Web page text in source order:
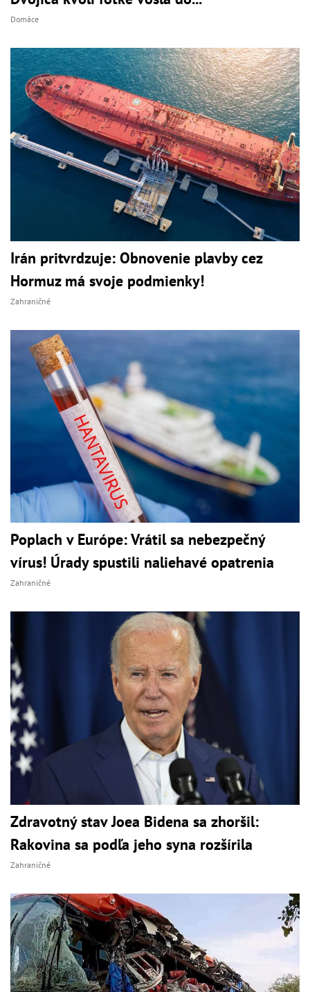
Domáce
Irán pritvrdzuje: Obnovenie plavby cez
Hormuz má svoje podmienky!
Zahraničné
Poplach v Európe: Vrátil sa nebezpečný
vírus! Úrady spustili naliehavé opatrenia
Zahraničné
Zdravotný stav Joea Bidena sa zhoršil:
Rakovina sa podľa jeho syna rozšírila
Zahraničné